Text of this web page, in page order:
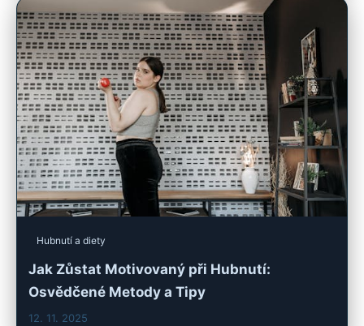
Hubnutí a diety
Jak Zůstat Motivovaný při Hubnutí:
Osvědčené Metody a Tipy
12. 11. 2025